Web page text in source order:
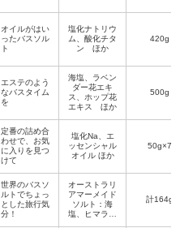
オイルがはい
ったバスソル
ト
塩化ナトリウ
ム、酸化チタ
ン ほか
420g
エステのよう
なバスタイム
を
海塩、ラベン
ダー花エキ
ス、ホップ花
エキス ほか
500g
定番の詰め合
わせで、お気
に入りを見つ
けて
塩化Na、エ
ッセンシャル
オイル ほか
50g×7
世界のバスソ
ルトでちょっ
とした旅行気
分！
オーストラリ
アマーメイド
ソルト：海
塩、ヒマラヤ
計164g